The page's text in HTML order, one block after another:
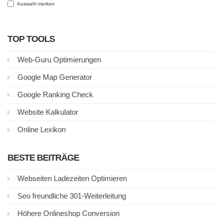
Auswahl merken
TOP TOOLS
Web-Guru Optimierungen
Google Map Generator
Google Ranking Check
Website Kalkulator
Online Lexikon
BESTE BEITRÄGE
Webseiten Ladezeiten Optimieren
Seo freundliche 301-Weiterleitung
Höhere Onlineshop Conversion